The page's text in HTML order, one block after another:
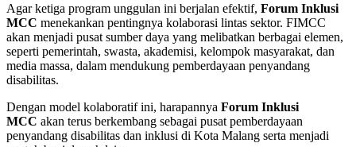
Agar ketiga program unggulan ini berjalan efektif, Forum Inklusi
MCC menekankan pentingnya kolaborasi lintas sektor. FIMCC
akan menjadi pusat sumber daya yang melibatkan berbagai elemen,
seperti pemerintah, swasta, akademisi, kelompok masyarakat, dan
media massa, dalam mendukung pemberdayaan penyandang
disabilitas.
Dengan model kolaboratif ini, harapannya Forum Inklusi
MCC akan terus berkembang sebagai pusat pemberdayaan
penyandang disabilitas dan inklusi di Kota Malang serta menjadi